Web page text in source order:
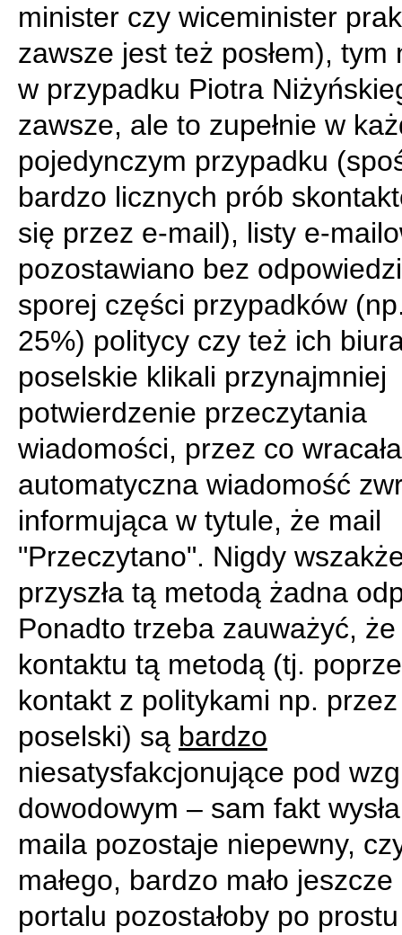
minister czy wiceminister
zawsze jest też posłem), tym
w przypadku Piotra
zawsze, ale to zupełnie w
pojedynczym przypadku
bardzo licznych prób
się przez e-mail), listy e-
pozostawiano bez
sporej części przypadków
25%) politycy czy też ich
poselskie klikali przynajmniej
potwierdzenie przeczytania
wiadomości, przez co wracała
automatyczna wiadomość
informująca w tytule, że mail
"Przeczytano". Nigdy
przyszła tą metodą żadna
Ponadto trzeba zauważyć,
kontaktu tą metodą (tj.
kontakt z politykami np.
poselski) są bardzo
niesatysfakcjonujące pod
dowodowym – sam fakt
maila pozostaje niepewny,
małego, bardzo mało
portalu pozostałoby po